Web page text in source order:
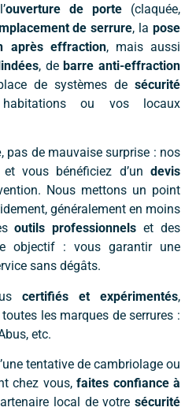
ouverture de porte (claquée,
de serrure, lapose
après effraction, mais aussi
, debarre anti-effraction
de systèmes de sécurité
ou vos locaux
, pas de mauvaise surprise : nos
vous bénéficiez d’un devis
Nous mettons un point
généralement en moins
outils professionnels et des
objectif : vous garantir une
sans dégâts.
certifiés et expérimentés,
les marques de serrures :
etc.
tentative de cambriolage ou
chez vous,faites confiance à
local de votresécurité